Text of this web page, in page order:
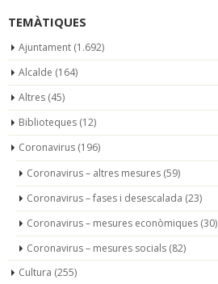
TEMÀTIQUES
Ajuntament (1.692)
Alcalde (164)
Altres (45)
Biblioteques (12)
Coronavirus (196)
Coronavirus – altres mesures (59)
Coronavirus – fases i desescalada (23)
Coronavirus – mesures econòmiques (30)
Coronavirus – mesures socials (82)
Cultura (255)